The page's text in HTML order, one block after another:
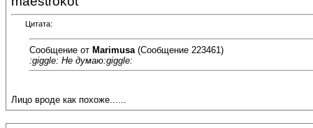
Цитата:
Сообщение от Marimusa (Сообщение 223461)
:giggle: Не думаю:giggle:
Лицо вроде как похоже......